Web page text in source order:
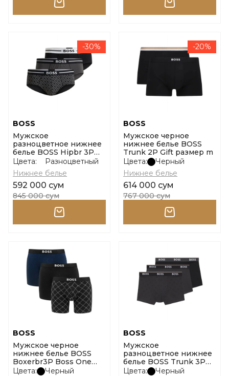
-30%
BOSS
Мужское
разноцветное нижнее
белье BOSS Hipbr 3P
Bold Design размер m
Цвета:
Разноцветный
Нижнее белье
592 000 сум
845 000 сум
-20%
BOSS
Мужское черное
нижнее белье BOSS
Trunk 2P Gift размер m
Цвета:
Черный
Нижнее белье
614 000 сум
767 000 сум
BOSS
Мужское черное
нижнее белье BOSS
Boxerbr3P Boss One
размер l
Цвета:
Черный
BOSS
Мужское
разноцветное нижнее
белье BOSS Trunk 3P
Power Desig размер m
Цвета:
Черный